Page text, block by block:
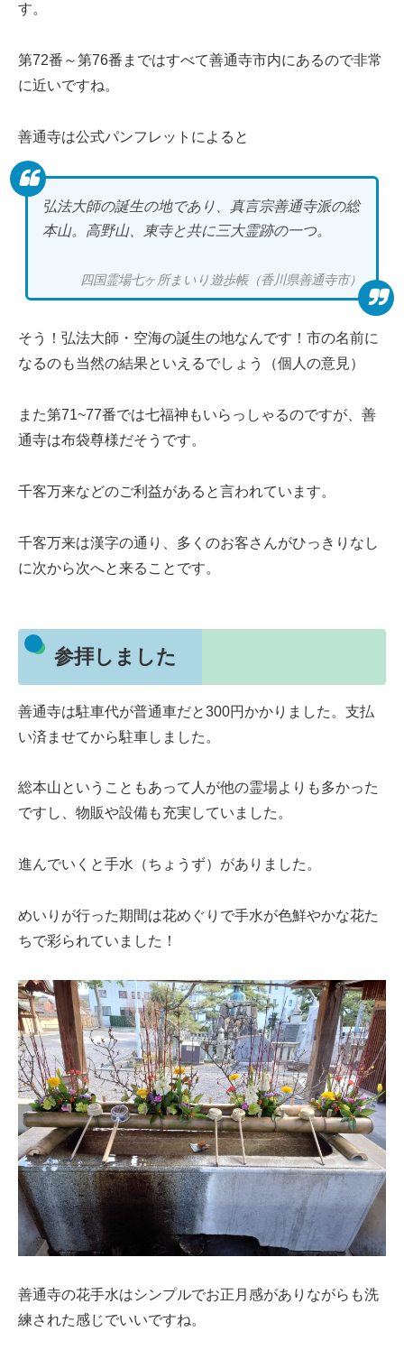
す。
第72番～第76番まではすべて善通寺市内にあるので非常
に近いですね。
善通寺は公式パンフレットによると
弘法大師の誕生の地であり、真言宗善通寺派の総
本山。高野山、東寺と共に三大霊跡の一つ。
四国霊場七ヶ所まいり遊歩帳（香川県善通寺市）
そう！弘法大師・空海の誕生の地なんです！市の名前に
なるのも当然の結果といえるでしょう（個人の意見）
また第71~77番では七福神もいらっしゃるのですが、善
通寺は布袋尊様だそうです。
千客万来などのご利益があると言われています。
千客万来は漢字の通り、多くのお客さんがひっきりなし
に次から次へと来ることです。
参拝しました
善通寺は駐車代が普通車だと300円かかりました。支払
い済ませてから駐車しました。
総本山ということもあって人が他の霊場よりも多かった
ですし、物販や設備も充実していました。
進んでいくと手水（ちょうず）がありました。
めいりが行った期間は花めぐりで手水が色鮮やかな花た
ちで彩られていました！
善通寺の花手水はシンプルでお正月感がありながらも洗
練された感じでいいですね。